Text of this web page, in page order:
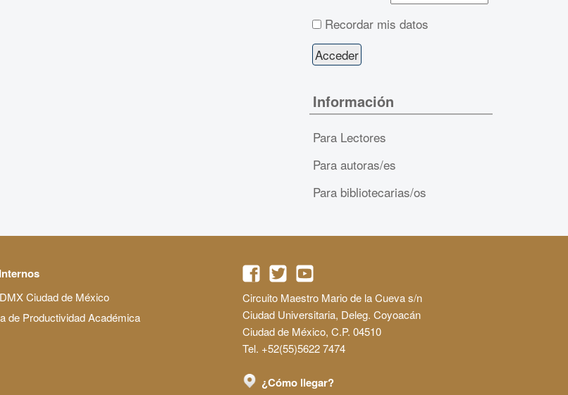
Recordar mis datos
Información
Para Lectores
Para autoras/es
Para bibliotecarias/os
Ciudad de México
de Productividad Académica
Circuito Maestro Mario de la Cueva s/n
Ciudad Universitaria, Deleg. Coyoacán
Ciudad de México, C.P. 04510
Tel. +52(55)5622 7474
¿Cómo llegar?